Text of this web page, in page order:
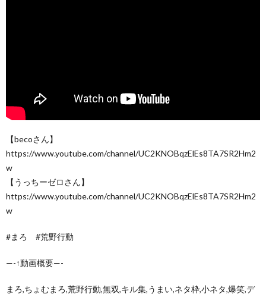
【becoさん】
https://www.youtube.com/channel/UC2KNOBqzElEs8TA7SR2Hm2
w
【うっちーゼロさん】
https://www.youtube.com/channel/UC2KNOBqzElEs8TA7SR2Hm2
w
#まろ #荒野行動
—-↑動画概要—-
まろ,ちょむまろ,荒野行動,無双,キル集,うまい,ネタ枠,小ネタ,爆笑,デ